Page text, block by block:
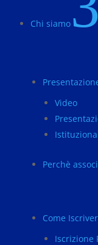
Chi siamo
Video
Perchè
Come
Iscrizione